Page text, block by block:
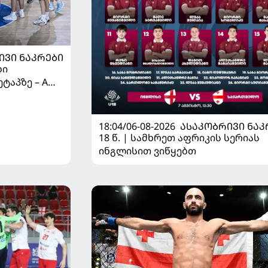
ᲜᲐᲙᲠᲔᲑᲘ
– A
18:04/06-08-2026 ᲐᲡᲐᲙᲝᲑᲠᲘᲕᲘ
18 წ. | სამხრეთ აფრიკის სერიას
ინგლისით ვიწყებთ